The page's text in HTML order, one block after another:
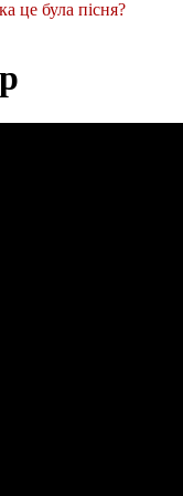
це була пісня?